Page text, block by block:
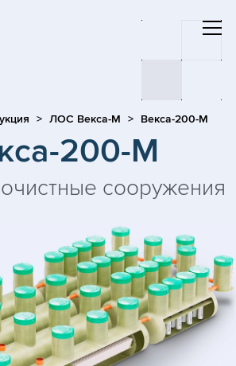
ЛОС Векса-М Векса-200-М
200-М
сооружения